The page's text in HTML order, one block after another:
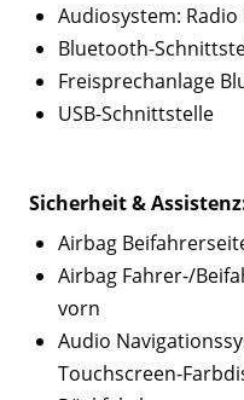
Audiosystem:
Bluetooth-
Freisprechanlage
USB-Schnittstelle
Sicherheit &
Airbag
Airbag Fahrer-/
vorn
Audio
Touchscreen-